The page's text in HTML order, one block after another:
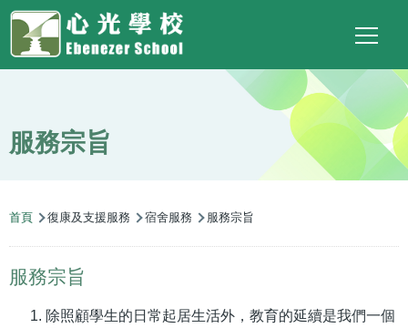
移至主內容
Top
Social
Link
Language
switcher
Main
navigation
服務宗旨
導
連
首頁 復康及支援服務 宿舍服務 服務宗旨
服務宗旨
除照顧學生的日常起居生活外，教育的延續是我們一個